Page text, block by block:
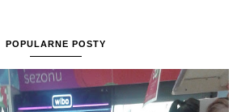
POPULARNE POSTY